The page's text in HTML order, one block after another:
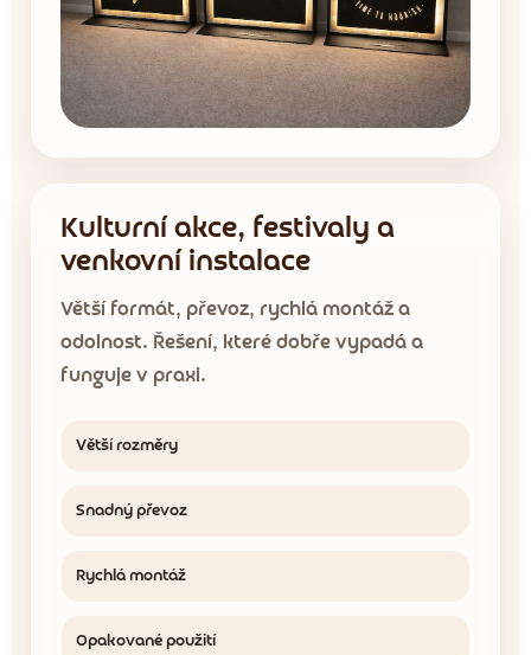
Kulturní akce, festivaly a
venkovní instalace
Větší formát, převoz, rychlá montáž a
odolnost. Řešení, které dobře vypadá a
funguje v praxi.
Větší rozměry
Snadný převoz
Rychlá montáž
Opakované použití